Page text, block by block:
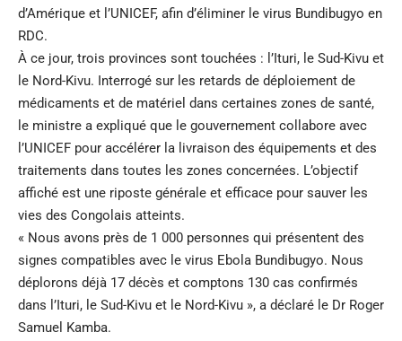
d’Amérique et l’UNICEF, afin d’éliminer le virus Bundibugyo en
RDC.
À ce jour, trois provinces sont touchées : l’Ituri, le Sud-Kivu et
le Nord-Kivu. Interrogé sur les retards de déploiement de
médicaments et de matériel dans certaines zones de santé,
le ministre a expliqué que le gouvernement collabore avec
l’UNICEF pour accélérer la livraison des équipements et des
traitements dans toutes les zones concernées. L’objectif
affiché est une riposte générale et efficace pour sauver les
vies des Congolais atteints.
« Nous avons près de 1 000 personnes qui présentent des
signes compatibles avec le virus Ebola Bundibugyo. Nous
déplorons déjà 17 décès et comptons 130 cas confirmés
dans l’Ituri, le Sud-Kivu et le Nord-Kivu », a déclaré le Dr Roger
Samuel Kamba.